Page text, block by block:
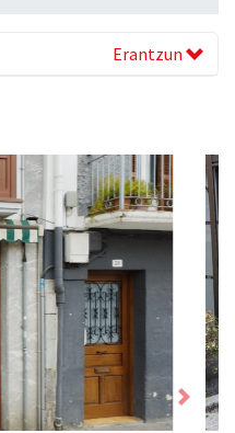
Erantzun
Next